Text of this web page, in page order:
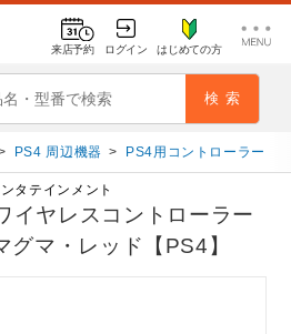
来店予約 ログイン はじめての方
PS4 周辺機器 > PS4用コントローラー
タテインメント
イヤレスコントローラー
マ・レッド【PS4】